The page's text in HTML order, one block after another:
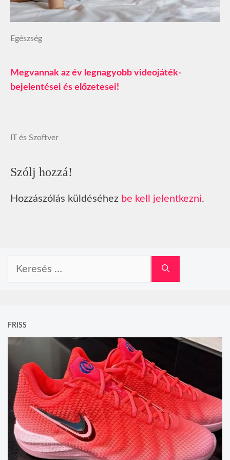
Egészség
Megvannak az év legnagyobb videojáték-
bejelentései és előzetesei!
IT és Szoftver
Szólj hozzá!
Hozzászólás küldéséhez be kell jelentkezni.
FRISS